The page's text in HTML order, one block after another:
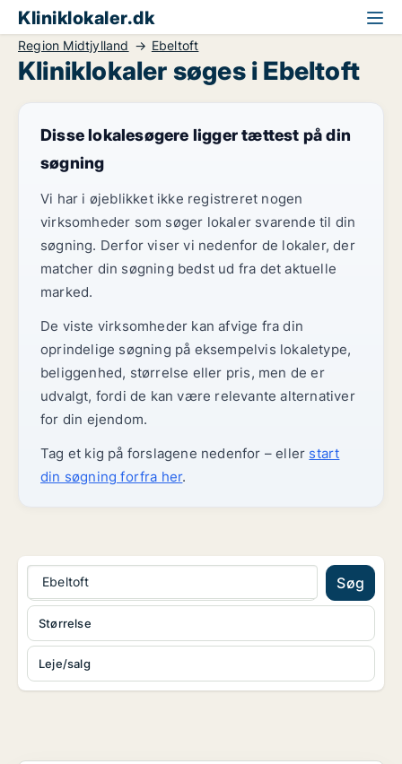
Kliniklokaler.dk
Region Midtjylland Ebeltoft
Kliniklokaler søges i Ebeltoft
Disse lokalesøgere ligger tættest på din
søgning
Vi har i øjeblikket ikke registreret nogen
virksomheder som søger lokaler svarende til din
søgning. Derfor viser vi nedenfor de lokaler, der
matcher din søgning bedst ud fra det aktuelle
marked.
De viste virksomheder kan afvige fra din
oprindelige søgning på eksempelvis lokaletype,
beliggenhed, størrelse eller pris, men de er
udvalgt, fordi de kan være relevante alternativer
for din ejendom.
Tag et kig på forslagene nedenfor – eller start
din søgning forfra her.
Ebeltoft Søg
Leje/salg
Størrelse